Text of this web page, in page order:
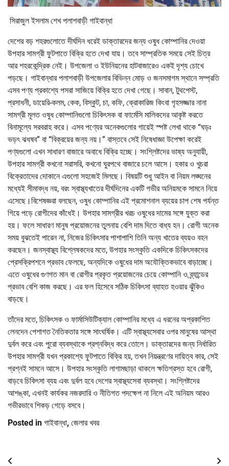
সিরাজুল ইসলাম শেখ পলাশবাড়ী গাইবান্ধা
দেশের বড় শহরগুলোতে দীর্ঘদিন ধরেই ডাক্তারদের জন্য ওষুধ কোম্পানির দেওয়া
উপহার সামগ্রী ফুটপাতে বিক্রি হতে দেখা যায়। তবে সাম্প্রতিক সময়ে সেই চিত্র
আর শহরকেন্দ্রিক নেই। উপজেলা ও ইউনিয়নের হাটবাজারেও একই দৃশ্য চোখে
পড়ছে। গাইবান্ধার পলাশবাড়ী উপজেলার বিভিন্ন মোড় ও জনসমাগম স্থানে সম্প্রতি
এসব পণ্য প্রকাশ্যে পসরা সাজিয়ে বিক্রি হতে দেখা গেছে। সাবান, টুথপেস্ট,
প্রসাধনী, ডায়েরি-কলম, কেক, বিস্কুট, চা, কফি, ক্রোকারিজ কিংবা গৃহসজ্জার নানা
সামগ্রী মূলত ওষুধ কোম্পানিগুলো চিকিৎসক বা ফার্মেসি মালিকদের আকৃষ্ট করতে
বিনামূল্যে সরবরাহ করে। এসব পণ্যের অনেকগুলোর গায়েই স্পষ্ট লেখা থাকে “ঘড়ঃ
ভড়ৎ ঝধষব” বা “বিক্রয়ের জন্য নয়।” বাস্তবে সেই নিষেধাজ্ঞা উপেক্ষা করেই
পণ্যগুলো এখন সাধারণ বাজারে অবাধে বিক্রি হচ্ছে। সংশ্লিষ্টদের ভাষ্য অনুযায়ী,
উপহার সামগ্রী কখনো সরাসরি, কখনো ঘুরপথে বাজারে চলে আসে। হকার ও খুচরা
বিক্রেতাদের দোকানে এগুলো সহজেই মিলছে। বিষয়টি শুধু আইন বা নিয়ম লঙ্ঘনের
মধ্যেই সীমাবদ্ধ নয়, বরং স্বাস্থ্যখাতের দীর্ঘদিনের একটি গভীর অনিয়মকে সামনে নিয়ে
এসেছে।বিশেষজ্ঞরা বলছেন, ওষুধ কোম্পানির এই প্রমোশনাল ব্যয়ের চাপ শেষ পর্যন্ত
গিয়ে পড়ে রোগীদের কাঁধেই। উপহার সামগ্রীর খরচ ওষুধের দামের সঙ্গে যুক্ত করা
হয়। ফলে সাধারণ মানুষ প্রয়োজনের তুলনায় বেশি দাম দিতে বাধ্য হন। রোগী অনেক
সময় বুঝতেই পারেন না, নিজের চিকিৎসার পাশাপাশি তিনি অন্য খাতের ব্যয়ও বহন
করছেন। জনস্বাস্থ্য বিশ্লেষকদের মতে, উপহার সংস্কৃতি একদিকে চিকিৎসকদের
প্রেসক্রিপশনে প্রভাব ফেলছে, অন্যদিকে ওষুধের দাম অযৌক্তিকভাবে বাড়াচ্ছে।
এতে ওষুধের গুণগত মান বা রোগীর প্রকৃত প্রয়োজনের চেয়ে কোম্পানি ও ব্র্যান্ডের
প্রভাব বেশি কাজ করছে। এর ফল হিসেবে সঠিক চিকিৎসা ব্যাহত হওয়ার ঝুঁকিও
বাড়ছে।
তাঁদের মতে, চিকিৎসক ও ফার্মাসিউটিক্যাল কোম্পানির মধ্যে এ ধরনের অপ্রকাশিত
লেনদেন পেশাগত নৈতিকতার সঙ্গে সাংঘর্ষিক। এটি স্বাস্থ্যসেবার ওপর মানুষের আস্থা
দুর্বল করে এবং পুরো ব্যবস্থাকে প্রশ্নবিদ্ধ করে তোলে। ডাক্তারদের জন্য নির্ধারিত
উপহার সামগ্রী যখন প্রকাশ্যে ফুটপাতে বিক্রি হয়, তখন নিয়ন্ত্রণের দায়িত্ব কার, সেই
প্রশ্নই সামনে আসে। উপহার সংস্কৃতি লাগামছাড়া থাকলে ক্ষতিগ্রস্ত হবে রোগী,
বাড়বে চিকিৎসা ব্যয় এবং দুর্বল হবে দেশের স্বাস্থ্যসেবা ব্যবস্থা। সংশ্লিষ্টদের
আশঙ্কা, এখনই কার্যকর নজরদারি ও নীতিগত পদক্ষেপ না নিলে এই অনিয়ম আরও
গভীরভাবে শিকড় গেড়ে বসবে।
Posted in গাইবান্ধা, জেলার খবর